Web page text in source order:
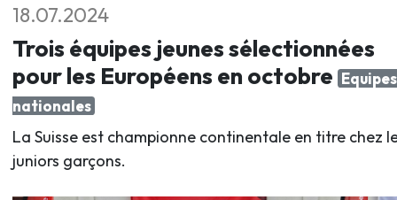
18.07.2024
Trois équipes jeunes sélectionnées
pour les Européens en octobre Equipes
nationales
La Suisse est championne continentale en titre chez
juniors garçons.